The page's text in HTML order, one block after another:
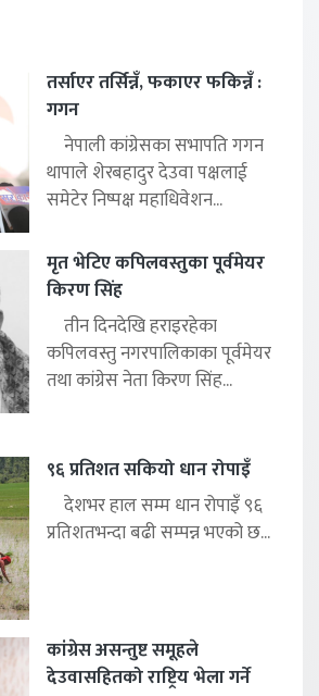
तर्साएर तर्सिन्नँ, फकाएर फकिन्नँ :
गगन
नेपाली कांग्रेसका सभापति गगन
थापाले शेरबहादुर देउवा पक्षलाई
समेटेर निष्पक्ष महाधिवेशन...
मृत भेटिए कपिलवस्तुका पूर्वमेयर
किरण सिंह
तीन दिनदेखि हराइरहेका
कपिलवस्तु नगरपालिकाका पूर्वमेयर
तथा कांग्रेस नेता किरण सिंह...
९६ प्रतिशत सकियो धान रोपाइँ
देशभर हाल सम्म धान रोपाइँ ९६
प्रतिशतभन्दा बढी सम्पन्न भएको छ...
कांग्रेस असन्तुष्ट समूहले
देउवासहितको राष्ट्रिय भेला गर्ने